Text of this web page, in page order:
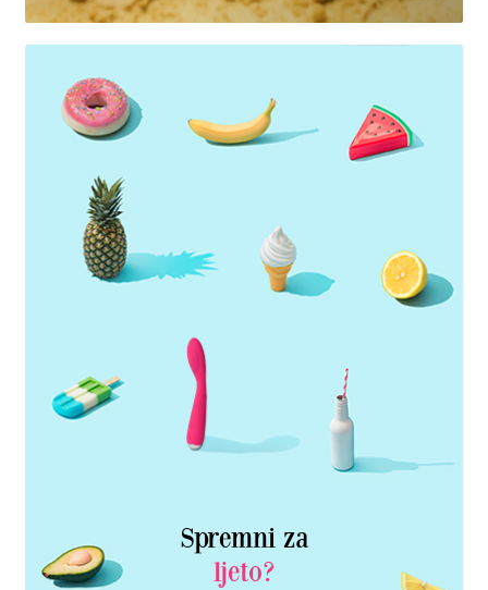
Spremni za
ljeto?